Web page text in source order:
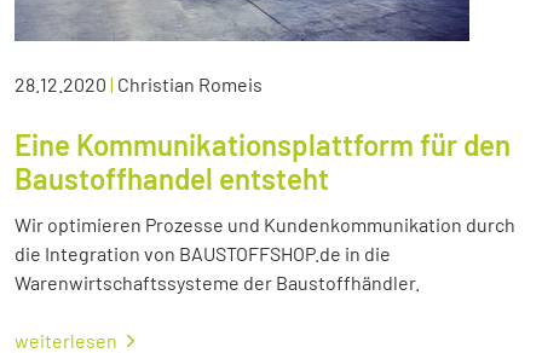
28.12.2020 | Christian Romeis
Eine Kommunikationsplattform für den
Baustoffhandel entsteht
Wir optimieren Prozesse und Kundenkommunikation durch
die Integration von BAUSTOFFSHOP.de in die
Warenwirtschaftssysteme der Baustoffhändler.
weiterlesen